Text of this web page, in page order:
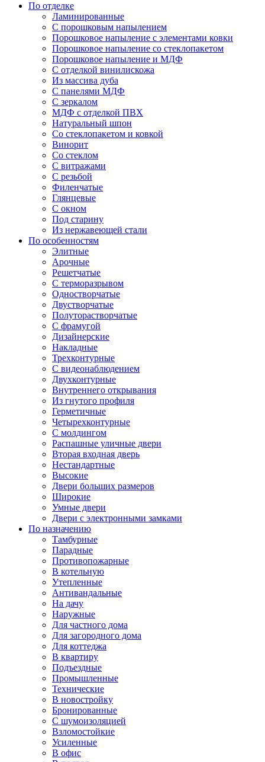
По отделке
Ламинированные
С порошковым напылением
Порошковое напыление с элементами ковки
Порошковое напыление со стеклопакетом
Порошковое напыление и МДФ
С отделкой винилискожа
Из массива дуба
С панелями МДФ
С зеркалом
МДФ с отделкой ПВХ
Натуральный шпон
Со стеклопакетом и ковкой
Винорит
Со стеклом
С витражами
С резьбой
Филенчатые
Глянцевые
С окном
Под старину
Из нержавеющей стали
По особенностям
Элитные
Арочные
Решетчатые
С терморазрывом
Одностворчатые
Двустворчатые
Полуторастворчатые
С фрамугой
Дизайнерские
Накладные
Трехконтурные
С видеонаблюдением
Двухконтурные
Внутреннего открывания
Из гнутого профиля
Герметичные
Четырехконтурные
С молдингом
Распашные уличные двери
Вторая входная дверь
Нестандартные
Высокие
Двери больших размеров
Широкие
Умные двери
Двери с электронными замками
По назначению
Тамбурные
Парадные
Противопожарные
В котельную
Утепленные
Антивандальные
На дачу
Наружные
Для частного дома
Для загородного дома
Для коттеджа
В квартиру
Подъездные
Промышленные
Технические
В новостройку
Бронированные
С шумоизоляцией
Взломостойкие
Усиленные
В офис